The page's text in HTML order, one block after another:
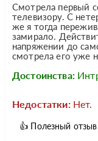
Смотрела первый
телевизору. С
же я тогда
замирало.
напряжении до
смотрела его уже
Достоинства:
Недостатки: Нет.
👍 Полезный отзыв